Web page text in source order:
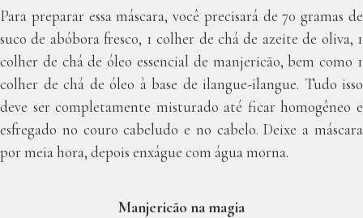
Para preparar essa máscara, você precisará de 70 gramas de
suco de abóbora fresco, 1 colher de chá de azeite de oliva, 1
colher de chá de óleo essencial de manjericão, bem como 1
colher de chá de óleo à base de ilangue-ilangue. Tudo isso
deve ser completamente misturado até ficar homogêneo e
esfregado no couro cabeludo e no cabelo. Deixe a máscara
por meia hora, depois enxágue com água morna.
Manjericão na magia